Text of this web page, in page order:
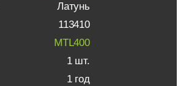
Латунь
113410
MTL400
1 шт.
1 год